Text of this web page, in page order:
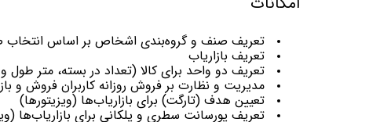
تعریف صنف و گروه‌بندی اشخاص بر اساس
تعریف بازاریاب
تعریف دو واحد برای کالا (تعداد در بسته، متر طول
مدیریت و نظارت بر فروش روزانه کاربران فروش و
تعیین هدف (تارگت) برای بازاریاب‌ها (ویزیتورها)
تعریف پورسانت سطری و پلکانی برای بازاریاب‌ها